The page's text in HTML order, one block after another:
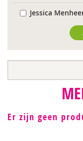
Jessica
Er zijn geen